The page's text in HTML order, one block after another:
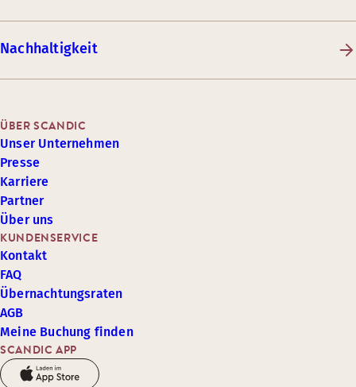
Nachhaltigkeit
SCANDIC APP
KUNDENSERVICE
Kontakt
FAQ
Übernachtungsraten
AGB
Meine Buchung finden
ÜBER SCANDIC
Unser Unternehmen
Presse
Karriere
Partner
Über uns